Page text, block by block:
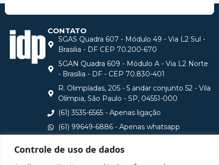
Controle de uso de dados
CONTATO
SGAS Quadra 607 - Módulo 49 - Via L2 Sul -
Brasilia - DF CEP 70.200-670
SGAN Quadra 609 - Módulo A - Via L2 Norte
- Brasília - DF - CEP 70.830-401
R. Olimpíadas, 205 - 5 andar conjunto 52 - Vila
Olímpia, São Paulo - SP, 04551-000
(61) 3535-6565 - Apenas ligação
(61) 99649-6886 - Apenas whatsapp
Consulte aqui o cadastro da Instituição no Sistema e-